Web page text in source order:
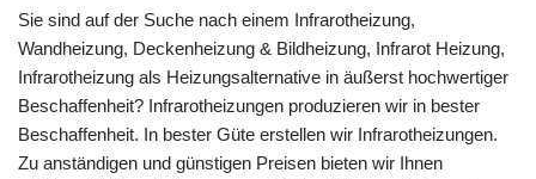
Sie sind auf der Suche nach einem Infrarotheizung,
Wandheizung, Deckenheizung & Bildheizung, Infrarot Heizung,
Infrarotheizung als Heizungsalternative in äußerst hochwertiger
Beschaffenheit? Infrarotheizungen produzieren wir in bester
Beschaffenheit. In bester Güte erstellen wir Infrarotheizungen.
Zu anständigen und günstigen Preisen bieten wir Ihnen